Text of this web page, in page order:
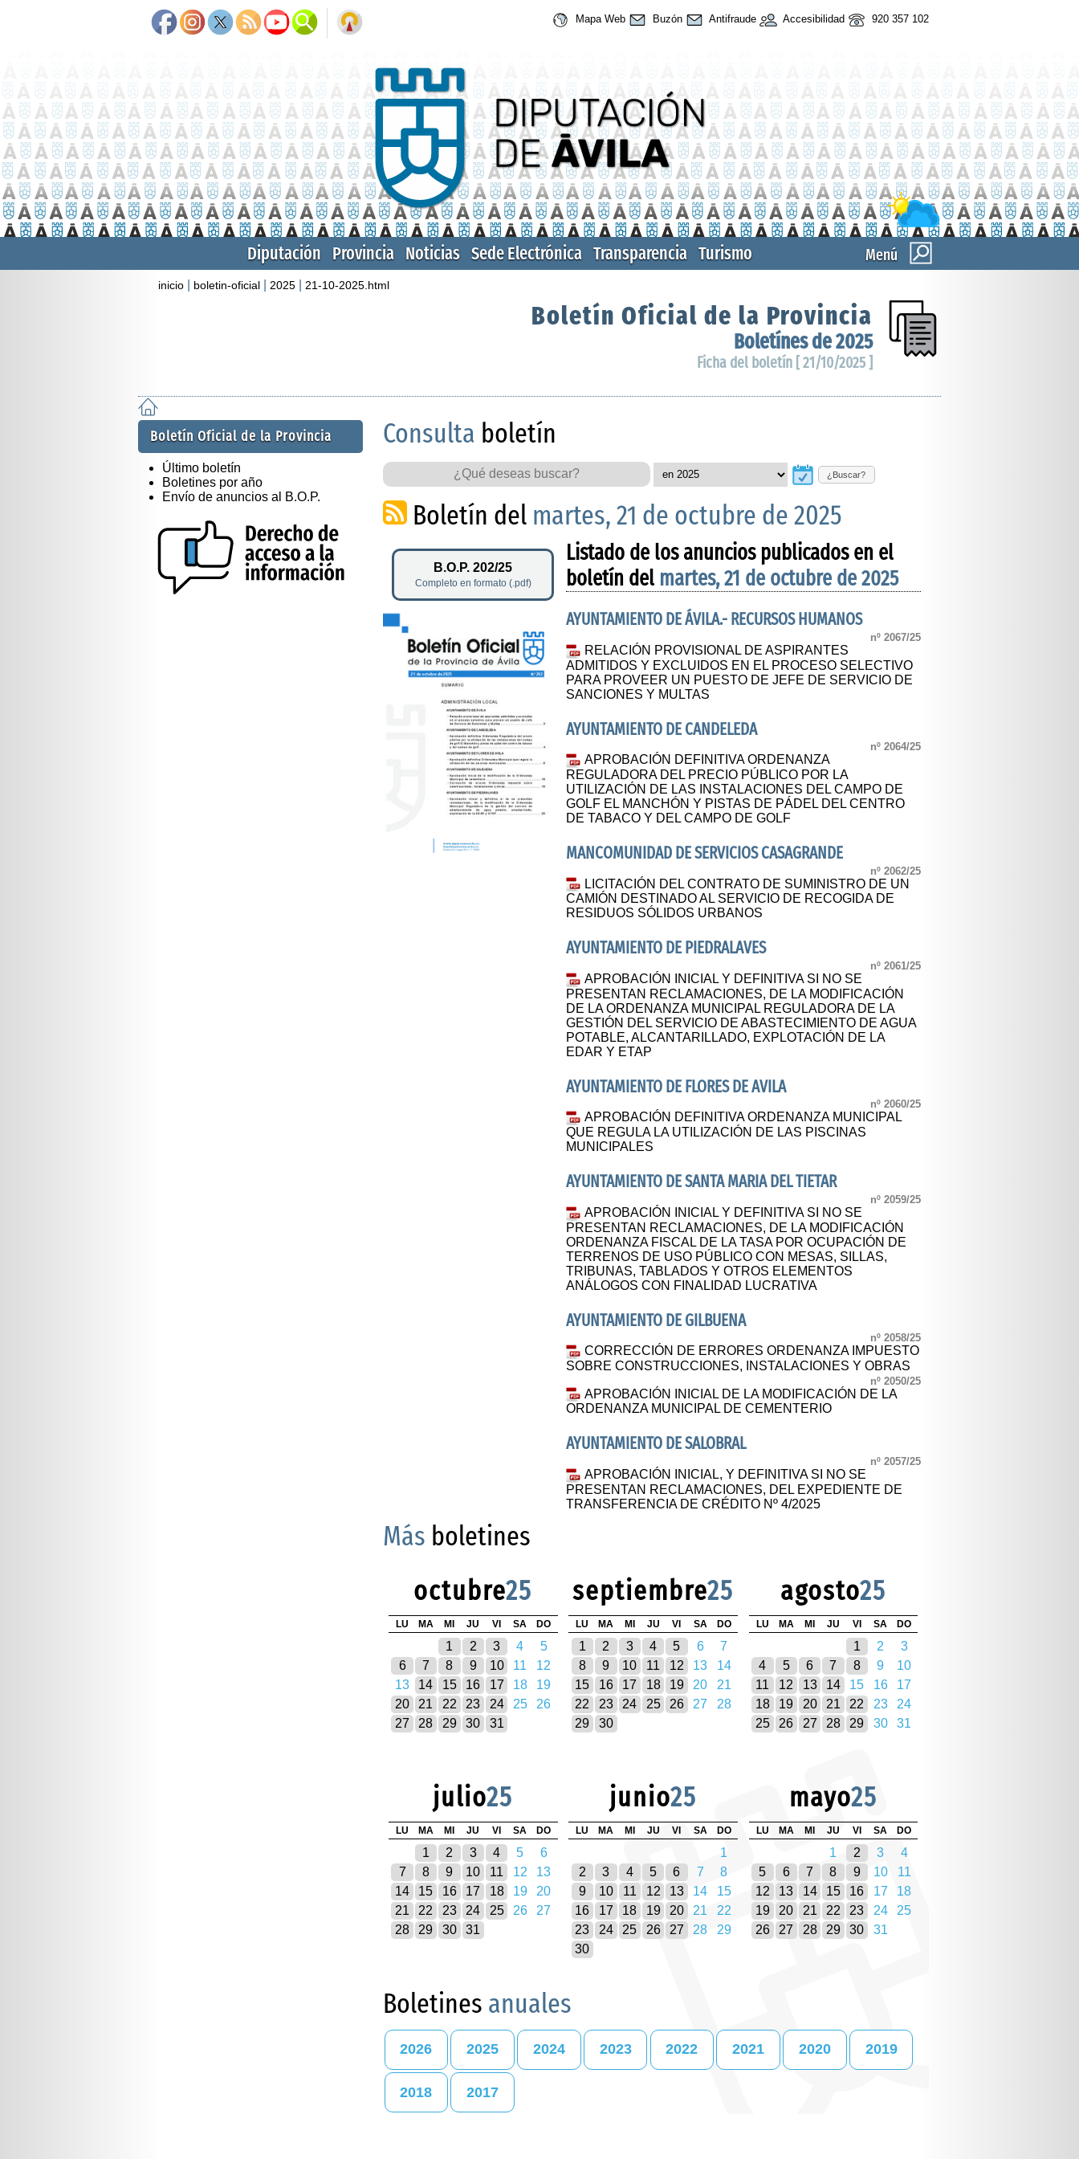
Mapa Web Buzón Antifraude Accesibilidad 920 357 102
Menú
Diputación Provincia Noticias Sede Electrónica Transparencia Turismo
inicio boletin-oficial 2025 21-10-2025.html
Boletín Oficial de la Provincia
Boletínes de 2025
Ficha del boletín [ 21/10/2025 ]
Boletín Oficial de la Provincia
Último boletín
Boletines por año
Envío de anuncios al B.O.P.
Consulta boletín
¿Buscar?
Boletín del martes, 21 de octubre de 2025
B.O.P. 202/25
Completo en formato (.pdf)
Listado de los anuncios publicados en el
boletín del martes, 21 de octubre de 2025
AYUNTAMIENTO DE ÁVILA.- RECURSOS HUMANOS
nº 2067/25
RELACIÓN PROVISIONAL DE ASPIRANTES
ADMITIDOS Y EXCLUIDOS EN EL PROCESO SELECTIVO
PARA PROVEER UN PUESTO DE JEFE DE SERVICIO DE
SANCIONES Y MULTAS
AYUNTAMIENTO DE CANDELEDA
nº 2064/25
APROBACIÓN DEFINITIVA ORDENANZA
REGULADORA DEL PRECIO PÚBLICO POR LA
UTILIZACIÓN DE LAS INSTALACIONES DEL CAMPO DE
GOLF EL MANCHÓN Y PISTAS DE PÁDEL DEL CENTRO
DE TABACO Y DEL CAMPO DE GOLF
MANCOMUNIDAD DE SERVICIOS CASAGRANDE
nº 2062/25
LICITACIÓN DEL CONTRATO DE SUMINISTRO DE UN
CAMIÓN DESTINADO AL SERVICIO DE RECOGIDA DE
RESIDUOS SÓLIDOS URBANOS
AYUNTAMIENTO DE PIEDRALAVES
nº 2061/25
APROBACIÓN INICIAL Y DEFINITIVA SI NO SE
PRESENTAN RECLAMACIONES, DE LA MODIFICACIÓN
DE LA ORDENANZA MUNICIPAL REGULADORA DE LA
GESTIÓN DEL SERVICIO DE ABASTECIMIENTO DE AGUA
POTABLE, ALCANTARILLADO, EXPLOTACIÓN DE LA
EDAR Y ETAP
AYUNTAMIENTO DE FLORES DE AVILA
nº 2060/25
APROBACIÓN DEFINITIVA ORDENANZA MUNICIPAL
QUE REGULA LA UTILIZACIÓN DE LAS PISCINAS
MUNICIPALES
AYUNTAMIENTO DE SANTA MARIA DEL TIETAR
nº 2059/25
APROBACIÓN INICIAL Y DEFINITIVA SI NO SE
PRESENTAN RECLAMACIONES, DE LA MODIFICACIÓN
ORDENANZA FISCAL DE LA TASA POR OCUPACIÓN DE
TERRENOS DE USO PÚBLICO CON MESAS, SILLAS,
TRIBUNAS, TABLADOS Y OTROS ELEMENTOS
ANÁLOGOS CON FINALIDAD LUCRATIVA
AYUNTAMIENTO DE GILBUENA
nº 2058/25
CORRECCIÓN DE ERRORES ORDENANZA IMPUESTO
SOBRE CONSTRUCCIONES, INSTALACIONES Y OBRAS
nº 2050/25
APROBACIÓN INICIAL DE LA MODIFICACIÓN DE LA
ORDENANZA MUNICIPAL DE CEMENTERIO
AYUNTAMIENTO DE SALOBRAL
nº 2057/25
APROBACIÓN INICIAL, Y DEFINITIVA SI NO SE
PRESENTAN RECLAMACIONES, DEL EXPEDIENTE DE
TRANSFERENCIA DE CRÉDITO Nº 4/2025
Más boletines
octubre25
LU MA MI JU VI SA DO
1 2 3 4
5
6
7 8 9 10 11
12
13
14 15 16 17 18
19
20
21 22 23 24 25
26
27
28 29 30 31
septiembre25
LU MA MI JU VI SA DO
1 2 3 4 5 6
7
8
9 10 11 12 13
14
15
16 17 18 19 20
21
22
23 24 25 26 27
28
29
30
agosto25
LU MA MI JU VI SA DO
1 2
3
4
5 6 7 8 9
10
11
12 13 14 15 16
17
18
19 20 21 22 23
24
25
26 27 28 29 30 31
julio25
LU MA MI JU VI SA DO
1 2 3 4 5
6
7
8 9 10 11 12
13
14
15 16 17 18 19
20
21
22 23 24 25 26
27
28
29 30 31
junio25
LU MA MI JU VI SA DO
1
2
3 4 5 6 7
8
9
10 11 12 13 14
15
16
17 18 19 20 21
22
23
24 25 26 27 28
29
30
mayo25
LU MA MI JU VI SA DO
1 2 3
4
5
6 7 8 9 10
11
12
13 14 15 16 17
18
19
20 21 22 23 24
25
26
27 28 29 30 31
Boletines anuales
2026 2025 2024 2023 2022 2021 2020 2019
2018 2017